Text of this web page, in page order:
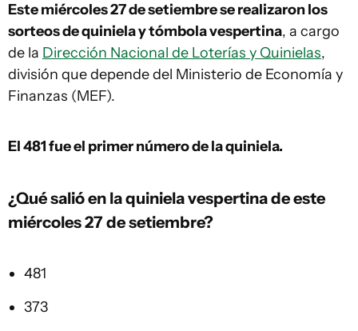
Este miércoles 27 de setiembre se realizaron los
sorteos de quiniela y tómbola vespertina, a cargo
de la Dirección Nacional de Loterías y Quinielas,
división que depende del Ministerio de Economía y
Finanzas (MEF).
El 481fue el primer número de la quiniela.
¿Qué salió en la quiniela vespertina de este
miércoles 27 de setiembre?
481
373